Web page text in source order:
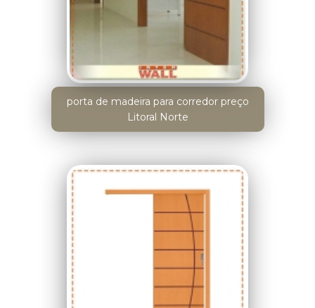
porta de madeira para corredor preço
Litoral Norte